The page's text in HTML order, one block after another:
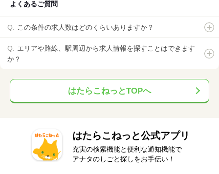
よくあるご質問
この条件の求人数はどのくらいありますか？
エリアや路線、駅周辺から求人情報を探すことはできます
か？
はたらこねっとTOPへ
はたらこねっと公式アプリ
充実の検索機能と便利な通知機能で
アナタのしごと探しをお手伝い！